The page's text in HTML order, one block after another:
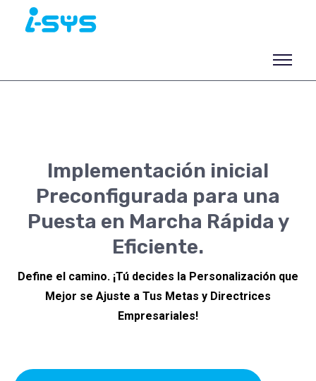
Implementación inicial
Preconfigurada para una
Puesta en Marcha Rápida y
Eficiente.
Define el camino. ¡Tú decides la Personalización que
Mejor se Ajuste a Tus Metas y Directrices
Empresariales!